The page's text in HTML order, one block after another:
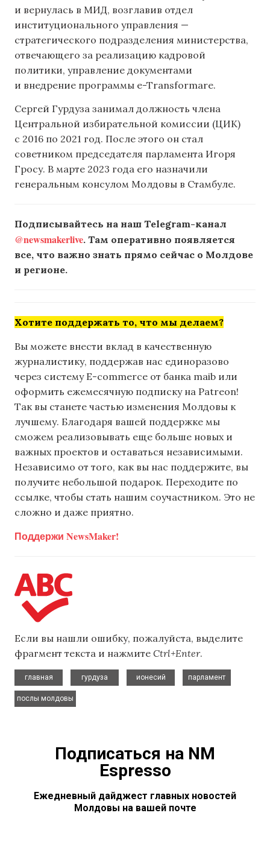
и вернулась в МИД, возглавив отдел
институционального управления —
стратегического подразделения министерства,
отвечающего за реализацию кадровой
политики, управление документами
и внедрение программы e-Transformare.
Сергей Гурдуза занимал должность члена
Центральной избирательной комиссии (ЦИК)
с 2016 по 2021 год. После этого он стал
советником председателя парламента Игоря
Гросу. В марте 2023 года его назначили
генеральным консулом Молдовы в Стамбуле.
Подписывайтесь на наш Telegram-канал
@newsmakerlive. Там оперативно появляется
все, что важно знать прямо сейчас о Молдове
и регионе.
Хотите поддержать то, что мы делаем?
Вы можете внести вклад в качественную
журналистику, поддержав нас единоразово
через систему E-commerce от банка maib или
оформить ежемесячную подписку на Patreon!
Так вы станете частью изменения Молдовы к
лучшему. Благодаря вашей поддержке мы
сможем реализовывать еще больше новых и
важных проектов и оставаться независимыми.
Независимо от того, как вы нас поддержите, вы
получите небольшой подарок. Переходите по
ссылке, чтобы стать нашим соучастником. Это не
сложно и даже приятно.
Поддержи NewsMaker!
Если вы нашли ошибку, пожалуйста, выделите
фрагмент текста и нажмите Ctrl+Enter.
главная
гурдуза
ионесий
парламент
послы молдовы
Подписаться на NM
Espresso
Ежедневный дайджест главных новостей
Молдовы на вашей почте